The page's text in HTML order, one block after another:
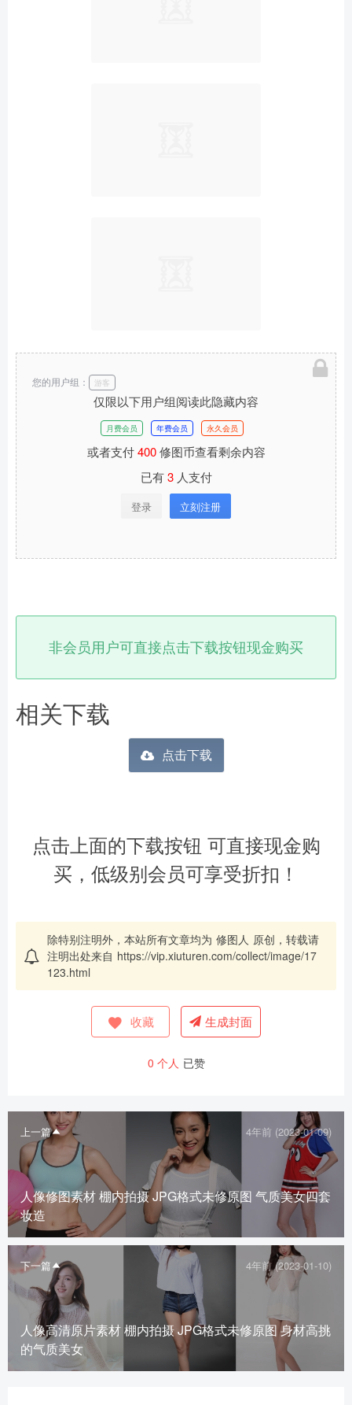
仅限以下用户组阅读此隐藏内容
月费会员 年费会员 永久会员
或者支付400修图币查看剩余内容
已有3人支付
登录 立刻注册
您的用户组： 游客
非会员用户可直接点击下载按钮现金购买
相关下载
点击下载
点击上面的下载按钮 可直接现金购
买，低级别会员可享受折扣！
除特别注明外，本站所有文章均为 修图人 原创，转载请
注明出处来自 https://vip.xiuturen.com/collect/image/17
123.html
收藏 生成封面
0 个人 已赞
上一篇 4年前 (2023-01-09)
人像修图素材 棚内拍摄 JPG格式未修原图 气质美女四套
妆造
下一篇 4年前 (2023-01-10)
人像高清原片素材 棚内拍摄 JPG格式未修原图 身材高挑
的气质美女